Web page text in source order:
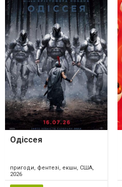
Одіссея
пригоди, фентезі, екшн, США,
2026